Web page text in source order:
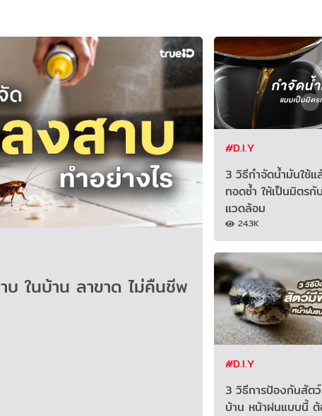
ในบ้าน ลาขาด ไม่คืนชีพ
#D.I.Y
3 วิธีกำจัดน้ำมันใช้
ทอดซ้ำ ให้เป็นมิตรกั
แวดล้อม
24.3K
#D.I.Y
3 วิธีการป้องกันสัต
บ้าน หน้าฝนแบบนี้ ต้